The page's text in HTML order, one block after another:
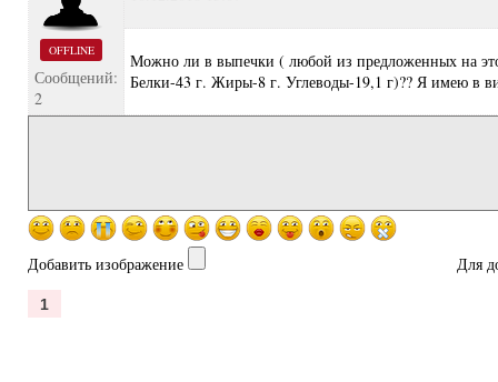
OFFLINE
Сообщений:
2
Можно ли в выпечки ( любой из предложенных на
Белки-43 г. Жиры-8 г. Углеводы-19,1 г)?? Я имею в
Добавить изображение Для
1